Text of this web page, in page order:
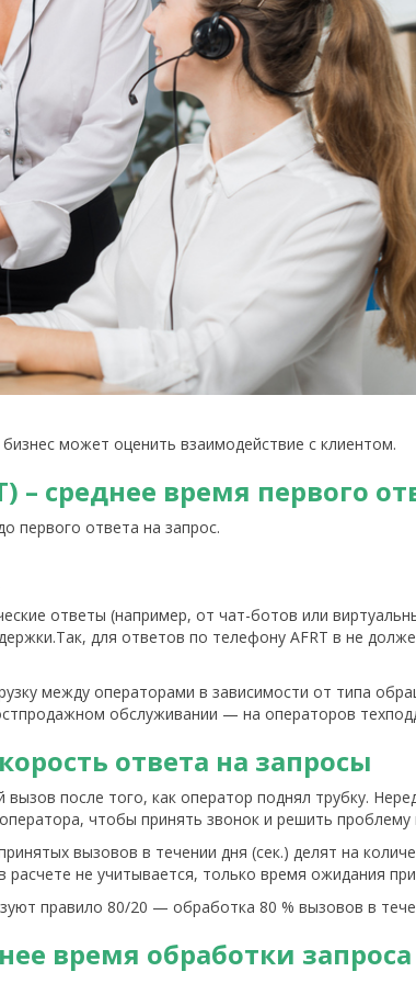
может оценить взаимодействие с клиентом.
– среднее время первого
первого ответа на запрос.
ответы (например, от чат-ботов или
для ответов по телефону AFRT в не
между операторами в зависимости от типа
обслуживании — на операторов
ответа на запросы
после того, как оператор поднял трубку.
чтобы принять звонок и решить проблему
вызовов в течении дня (сек.) делят на
расчете не учитывается, только время ожидания
правило 80/20 — обработка 80 % вызовов в
время обработки запроса